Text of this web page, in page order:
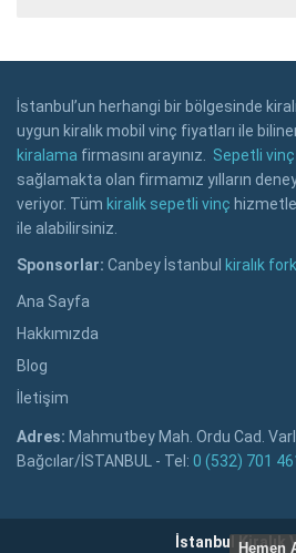
İstanbul’un herhangi bir bölgesinde
uygun kiralık mobil vinç fiyatları ile
kiralama firmasını arayınız. Sepetli
sağlamakta olan firmamız yılların
veriyor. Tüm kiralık sepetli vinç
ile alabilirsiniz.
Sponsorlar: Canbey İstanbul kiralık
Ana Sayfa
Hakkımızda
Blog
İletişim
Adres: Mahmutbey Mah. Ordu Cad.
Bağcılar/İSTANBUL - Tel: 0 (532) 701
İstanbul Kiralık
Hemen